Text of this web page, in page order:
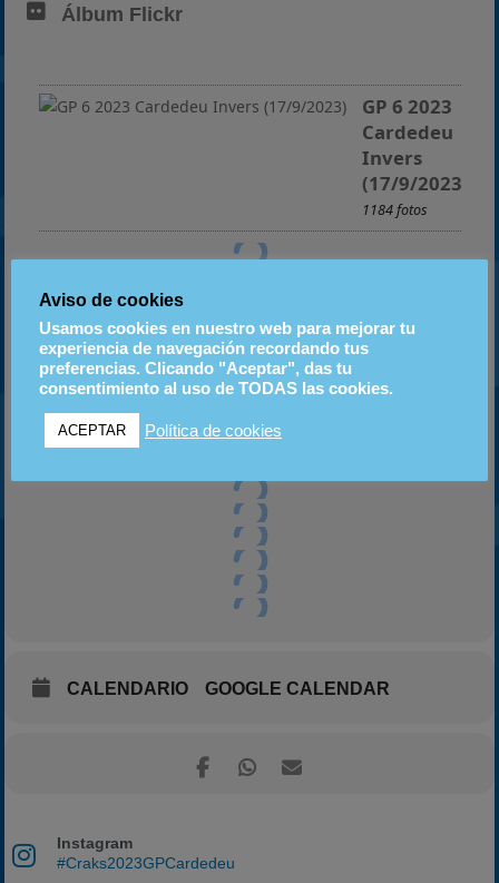
Álbum Flickr
GP 6 2023
Cardedeu
Invers
(17/9/2023)
1184 fotos
CALENDARIO GOOGLE CALENDAR
Instagram
#Craks2023GPCardedeu
Aviso de cookies
Usamos cookies en nuestro web para mejorar tu
experiencia de navegación recordando tus
preferencias. Clicando "Aceptar", das tu
consentimiento al uso de TODAS las cookies.
ACEPTAR Política de cookies